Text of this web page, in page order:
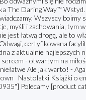
The Daring Way™ Wstyd.
Wszyscy boimy
myśli i zachowania, tym
jest łatwą drogą, ale to
certyfikowana
z aktualnie najlepszych
- otwartym na
Ale jak warto! -
Nastolatki Książki o
Polecamy [product